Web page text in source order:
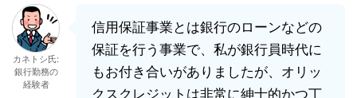
カネトシ氏:
銀行勤務の
経験者
信用保証事業とは銀行のローンなどの
保証を行う事業で、私が銀行員時代に
もお付き合いがありましたが、オリッ
クスクレジットは非常に紳士的かつ丁